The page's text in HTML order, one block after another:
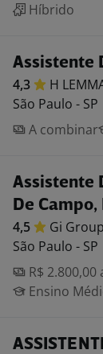
Híbrido
Assistente
4,3 H
São Paulo - SP
A combinar
Assistente
De
4,5 Gi Group
São Paulo - SP
R$ 2.800,00
Ensino